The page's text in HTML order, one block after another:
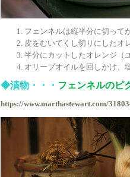
フェンネルは縦半分に切って
皮をむいてくし切りにしたオ
半分にカットしたオレンジ（
オリーブオイルを回しかけ、
◆漬物・・・ フェンネルのピ
https://www.marthastewart.com/